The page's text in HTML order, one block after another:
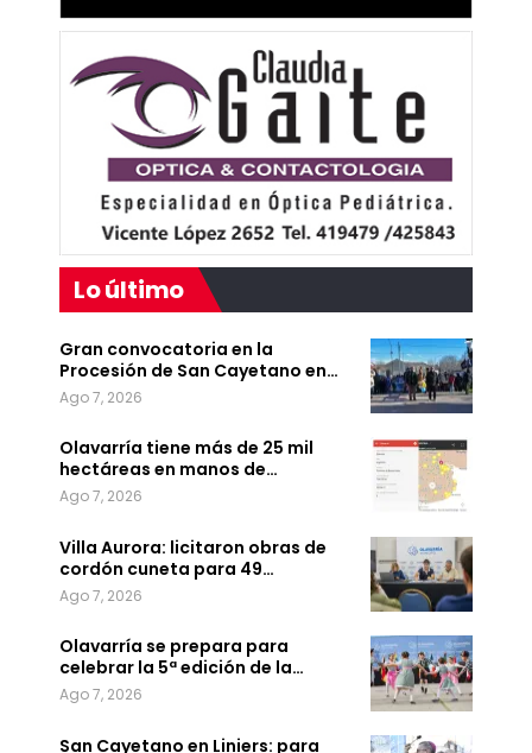
Lo último
Gran convocatoria en la
Procesión de San Cayetano en…
Ago 7, 2026
Olavarría tiene más de 25 mil
hectáreas en manos de…
Ago 7, 2026
Villa Aurora: licitaron obras de
cordón cuneta para 49…
Ago 7, 2026
Olavarría se prepara para
celebrar la 5ª edición de la…
Ago 7, 2026
San Cayetano en Liniers: para